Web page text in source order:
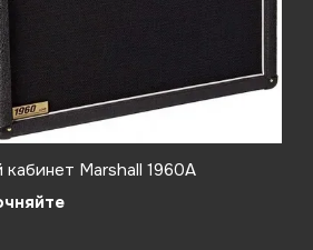
кабинет Marshall 1960A